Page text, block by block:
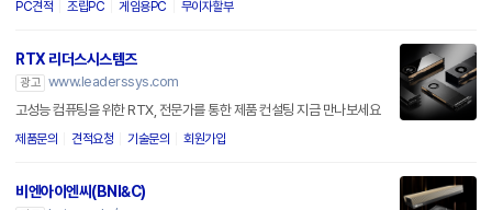
PC견적 조립PC 게임용PC 무이자할부
RTX 리더스시스템즈
광고
www.leaderssys.com
고성능 컴퓨팅을 위한 RTX, 전문가를 통한 제품 컨설팅 지금 만나보세요
제품문의 견적요청 기술문의 회원가입
비엔아이엔씨(BNI&C)